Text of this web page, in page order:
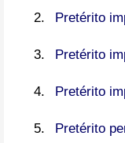
Pretérito
Pretérito
Pretérito
Pretérito